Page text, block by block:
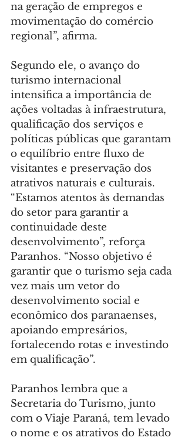
na geração de empregos e
movimentação do comércio
regional”, afirma.
Segundo ele, o avanço do
turismo internacional
intensifica a importância de
ações voltadas à infraestrutura,
qualificação dos serviços e
políticas públicas que garantam
o equilíbrio entre fluxo de
visitantes e preservação dos
atrativos naturais e culturais.
“Estamos atentos às demandas
do setor para garantir a
continuidade deste
desenvolvimento”, reforça
Paranhos. “Nosso objetivo é
garantir que o turismo seja cada
vez mais um vetor do
desenvolvimento social e
econômico dos paranaenses,
apoiando empresários,
fortalecendo rotas e investindo
em qualificação”.
Paranhos lembra que a
Secretaria do Turismo, junto
com o Viaje Paraná, tem levado
o nome e os atrativos do Estado